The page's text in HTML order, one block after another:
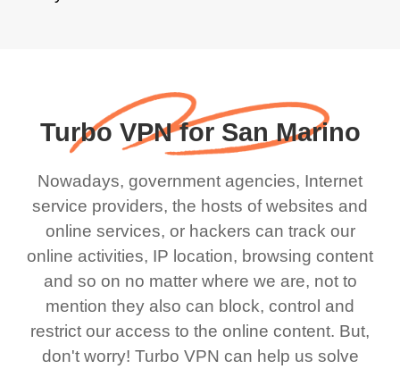
Turbo VPN for San Marino
Nowadays, government agencies, Internet
service providers, the hosts of websites and
online services, or hackers can track our
online activities, IP location, browsing content
and so on no matter where we are, not to
mention they also can block, control and
restrict our access to the online content. But,
don't worry! Turbo VPN can help us solve